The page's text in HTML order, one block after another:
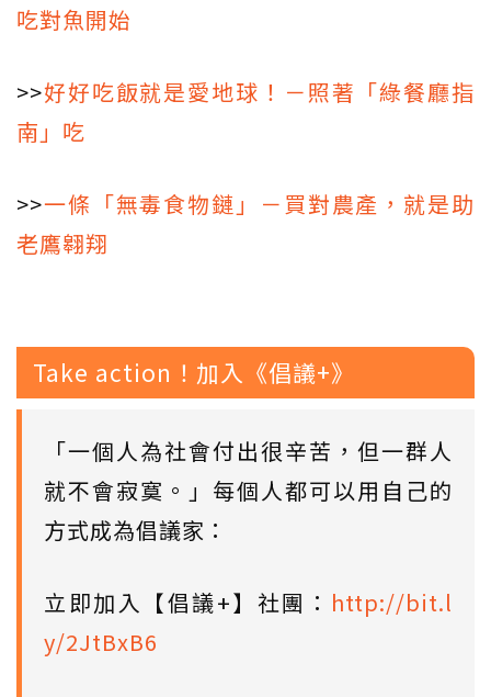
吃對魚開始
>>好好吃飯就是愛地球！－照著「綠餐廳指
南」吃
>>一條「無毒食物鏈」－買對農產，就是助
老鷹翱翔
Take action！加入《倡議+》
「一個人為社會付出很辛苦，但一群人
就不會寂寞。」每個人都可以用自己的
方式成為倡議家：
立即加入【倡議+】社團： http://bit.l
y/2JtBxB6